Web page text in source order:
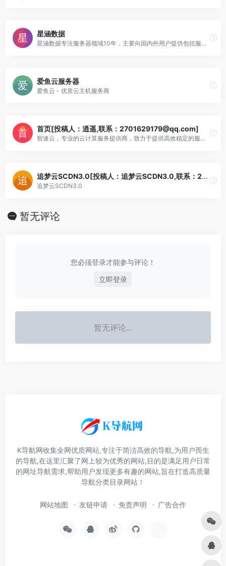
星涵数据
星涵数据专注服务器领域10年，主要向国内外用户提供包括服务器托管、服务器租用、机柜租用、带宽租用、云服务器等方面的专业服务，为超过10000家客户提供了良好的产
爱鱼云服务器
爱鱼云 - 优质云主机服务商
首页[投稿人：逍遥,联系：2701629179@qq.com]
智速云，专业的云计算服务提供商，致力于提供高效稳定的服务器租用与托管服务。我们的数据中心和云服务能满足您的各种业务需求，为您的企业提供最优质的云解决方案。
追梦云SCDN3.0[投稿人：追梦云SCDN3.0,联系：2949086749]
追梦云SCDN3.0
暂无评论
您必须登录才能参与评论！
立即登录
暂无评论...
K导航网收集全网优质网站,专注于简洁高效的导航,为用户而生
的导航,在这里汇聚了网上较为优秀的网站,目的是满足用户日常
的网址导航需求,帮助用户发现更多有趣的网站,旨在打造高质量
导航分类目录网站！
网站地图 友链申请 免责声明 广告合作